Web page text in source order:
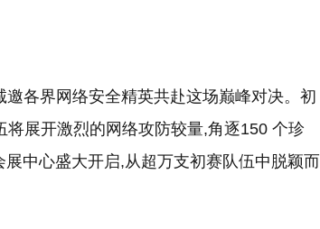
各界网络安全精英共赴这场巅峰对决。初
展开激烈的网络攻防较量,角逐150 个珍
中心盛大开启,从超万支初赛队伍中脱颖而